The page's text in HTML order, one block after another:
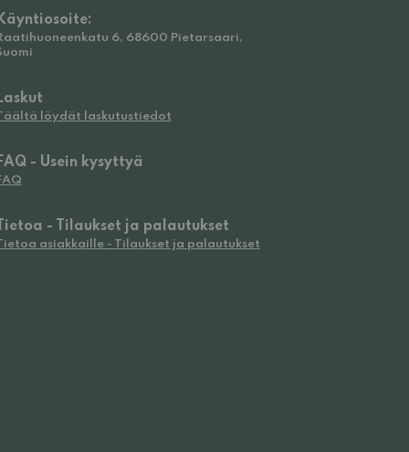
Käyntiosoite:
6, 68600 Pietarsaari,
Laskut
löydät laskutustiedot
FAQ - Usein kysyttyä
Tietoa - Tilaukset ja palautukset
asiakkaille - Tilaukset ja palautukset